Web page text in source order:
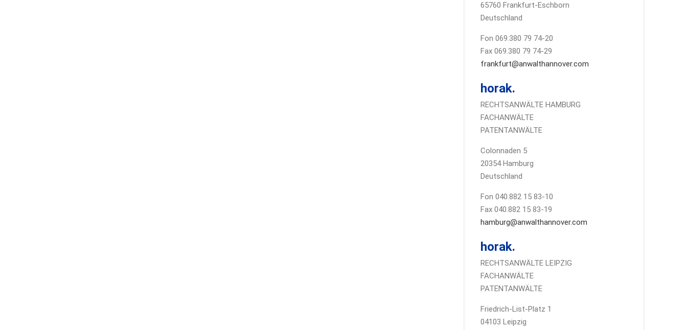
65760 Frankfurt-Eschborn
Deutschland
Fon 069.380 79 74-20
Fax 069.380 79 74-29
frankfurt@anwalthannover.com
horak.
RECHTSANWÄLTE HAMBURG
FACHANWÄLTE
PATENTANWÄLTE
Colonnaden 5
20354 Hamburg
Deutschland
Fon 040.882 15 83-10
Fax 040.882 15 83-19
hamburg@anwalthannover.com
horak.
RECHTSANWÄLTE LEIPZIG
FACHANWÄLTE
PATENTANWÄLTE
Friedrich-List-Platz 1
04103 Leipzig